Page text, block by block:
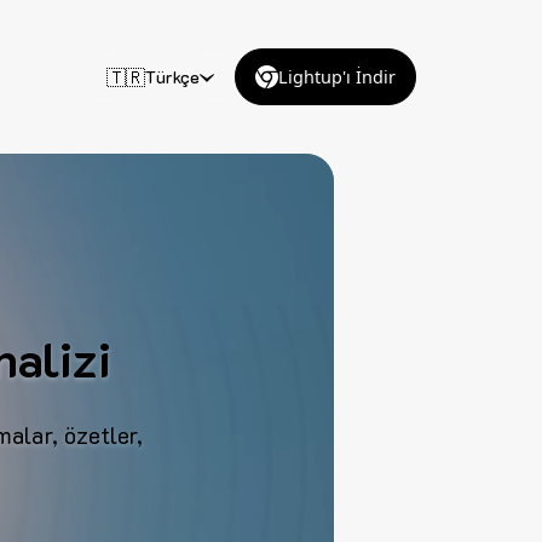
🇹🇷Türkçe Lightup'ı İndir
özetler,